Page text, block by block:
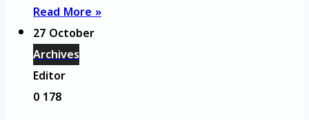
Read More »
27 October
Archives
Editor
0178